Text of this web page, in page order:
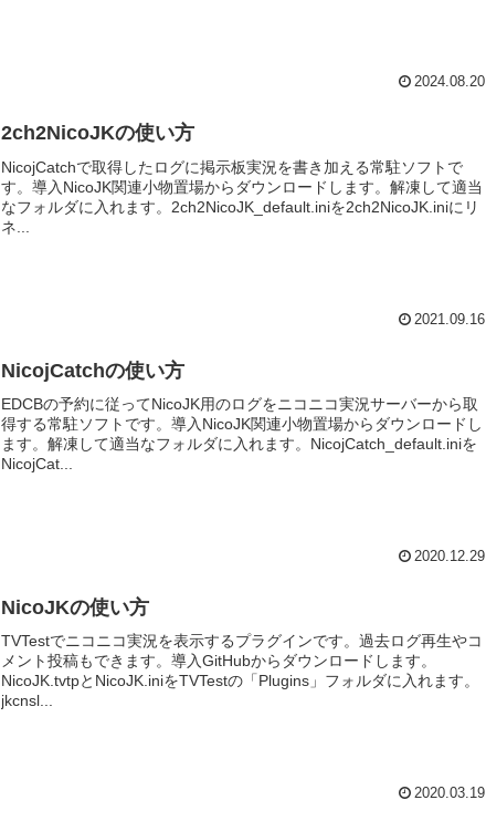
2024.08.20
2ch2NicoJKの使い方
NicojCatchで取得したログに掲示板実況を書き加える常駐ソフトで
す。導入NicoJK関連小物置場からダウンロードします。解凍して適当
なフォルダに入れます。2ch2NicoJK_default.iniを2ch2NicoJK.iniにリ
ネ...
2021.09.16
NicojCatchの使い方
EDCBの予約に従ってNicoJK用のログをニコニコ実況サーバーから取
得する常駐ソフトです。導入NicoJK関連小物置場からダウンロードし
ます。解凍して適当なフォルダに入れます。NicojCatch_default.iniを
NicojCat...
2020.12.29
NicoJKの使い方
TVTestでニコニコ実況を表示するプラグインです。過去ログ再生やコ
メント投稿もできます。導入GitHubからダウンロードします。
NicoJK.tvtpとNicoJK.iniをTVTestの「Plugins」フォルダに入れます。
jkcnsl...
2020.03.19